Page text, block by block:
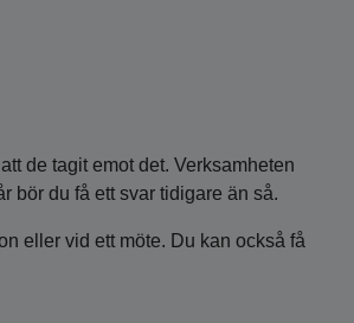
de tagit emot det. Verksamheten
bör du få ett svar tidigare än så.
eller vid ett möte. Du kan också få